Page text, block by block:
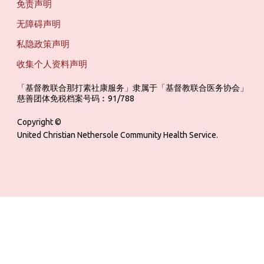
免责声明
无障碍声明
私隐政策声明
收集个人资料声明
「基督教联合那打素社康服务」隶属于「基督教联合医务协会」
慈善团体免税档案号码︰91/788
Copyright ©
United Christian Nethersole Community Health Service.